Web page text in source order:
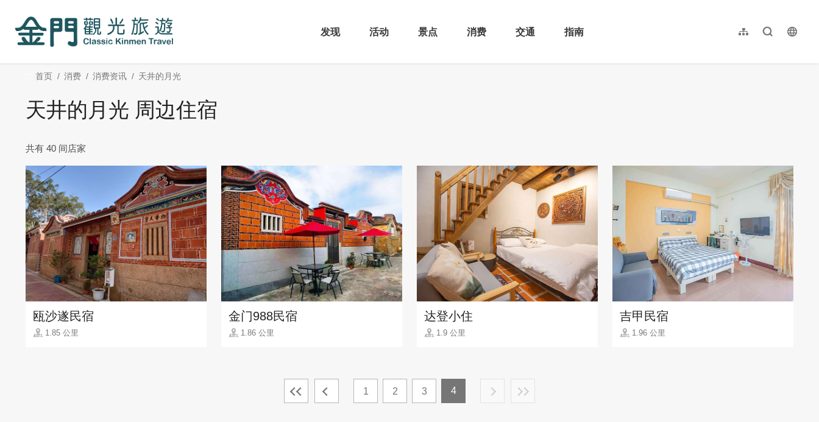
内
发现
活动 景点 消费 交通 指南 网站导览全文检索
繁體中文
首页 消费 消费资讯 天井的月光
天井的月光 周边住宿
共有 40 间店家
瓯沙遂民宿
1.85 公里
金门988民宿
1.86 公里
达登小住
1.9 公里
吉甲民宿
1.96 公里
1 2 3 4